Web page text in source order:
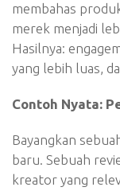
membahas
merek menjadi
Hasilnya:
yang lebih luas,
Contoh Nyata:
Bayangkan
baru. Sebuah
kreator yang